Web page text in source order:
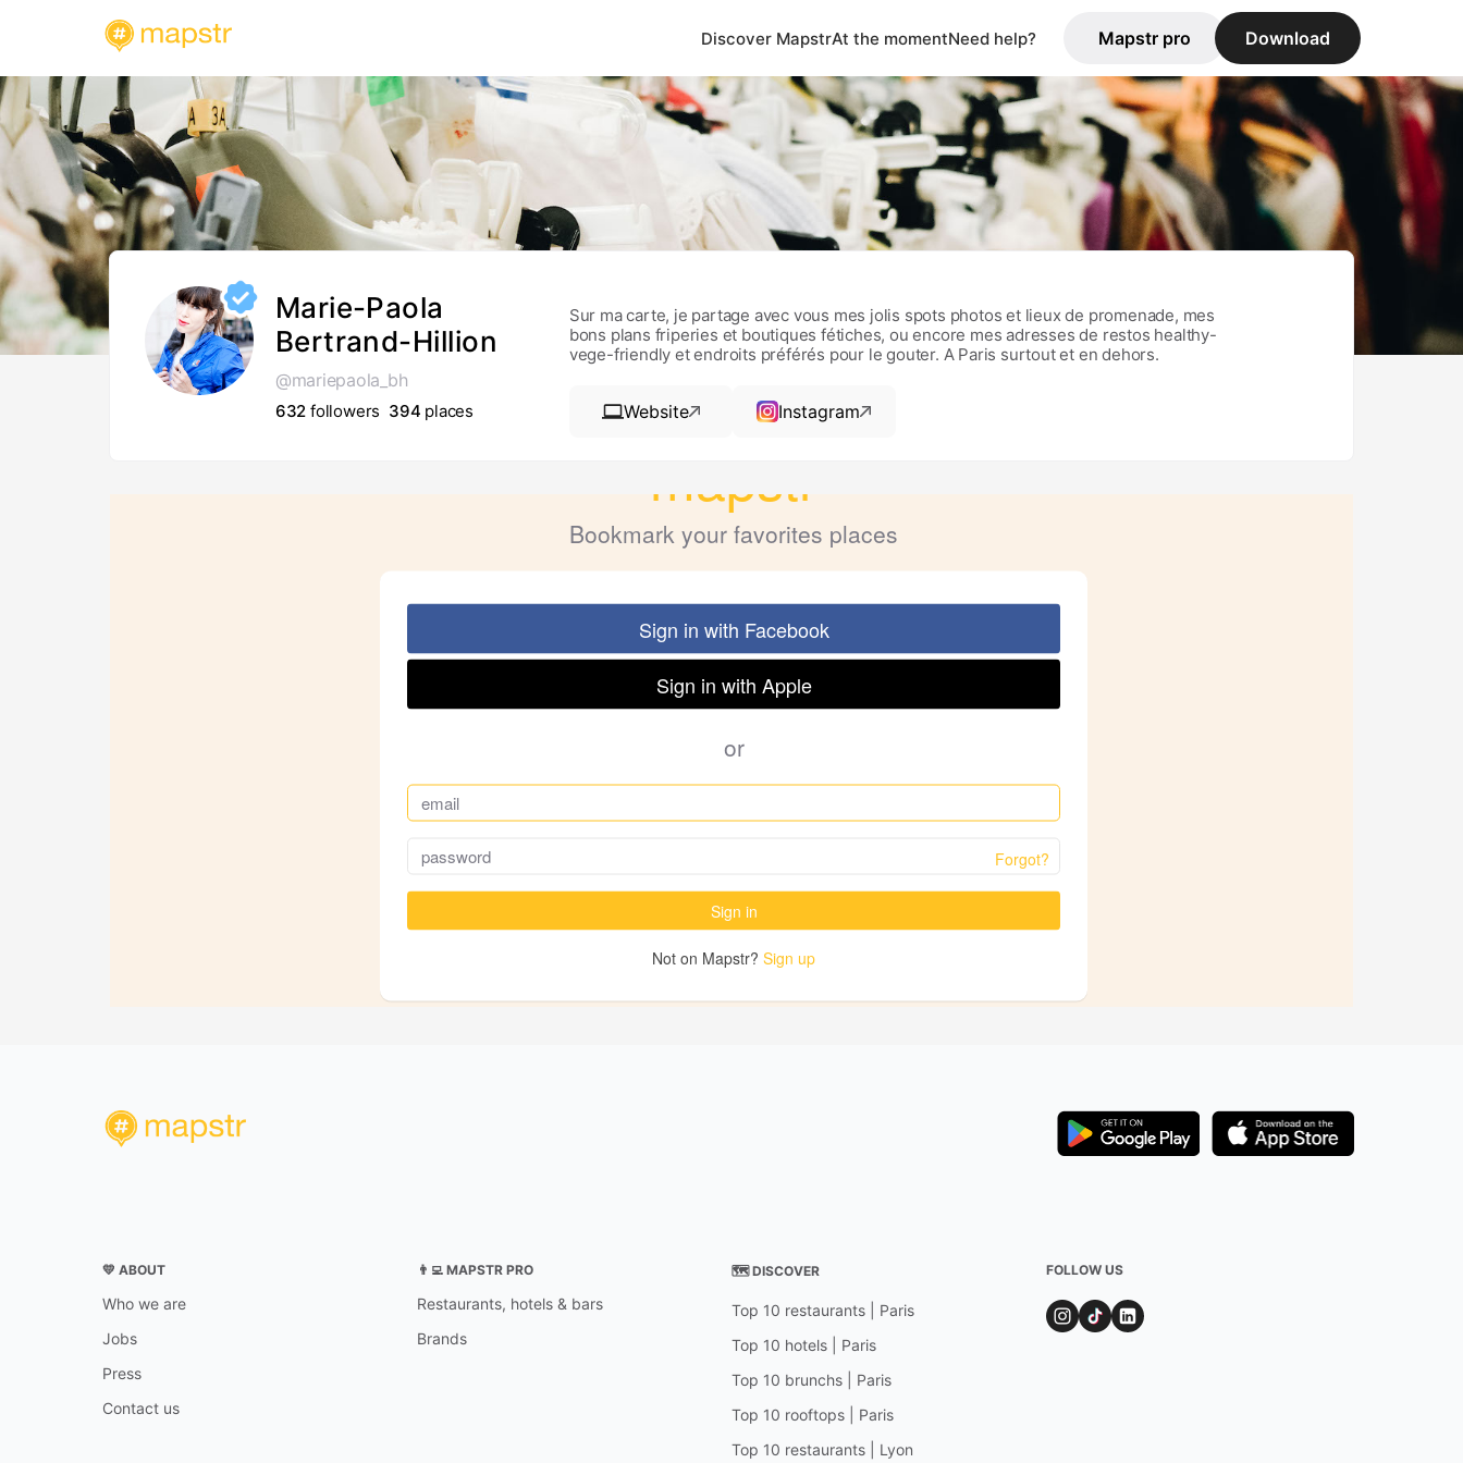
Discover MapstrAt the momentNeed help? Mapstr pro Download
Marie-Paola
Bertrand-Hillion
@mariepaola_bh
632 followers 394 places
Sur ma carte, je partage avec vous mes jolis spots photos et lieux de promenade, mes
bons plans friperies et boutiques fétiches, ou encore mes adresses de restos healthy-
vege-friendly et endroits préférés pour le gouter. A Paris surtout et en dehors.
Website Instagram
💛 ABOUT
Who we are
Jobs
Press
Contact us
👨‍💻 MAPSTR PRO
Restaurants, hotels & bars
Brands
🗺 DISCOVER
Top 10 restaurants | Paris
Top 10 hotels | Paris
Top 10 brunchs | Paris
Top 10 rooftops | Paris
Top 10 restaurants | Lyon
FOLLOW US